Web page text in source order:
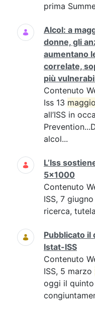
prima
Alcol: a
donne, gli
aumentano
correlate,
più
Contenuto
Iss 13 maggio
all’ISS in
alcol...
L’Iss
5x1000
Contenuto
ISS, 7 giugno
ricerca,
Pubblicato il
Istat-ISS
Contenuto
ISS, 5 marzo
oggi il